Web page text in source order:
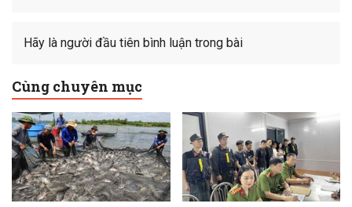
Hãy là người đầu tiên bình luận trong bài
Cùng chuyên mục